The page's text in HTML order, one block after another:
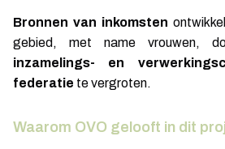
Bronnen van inkomsten
gebied, met name vrouwen,
inzamelings- en
federatie te vergroten.
Waarom OVO gelooft in dit